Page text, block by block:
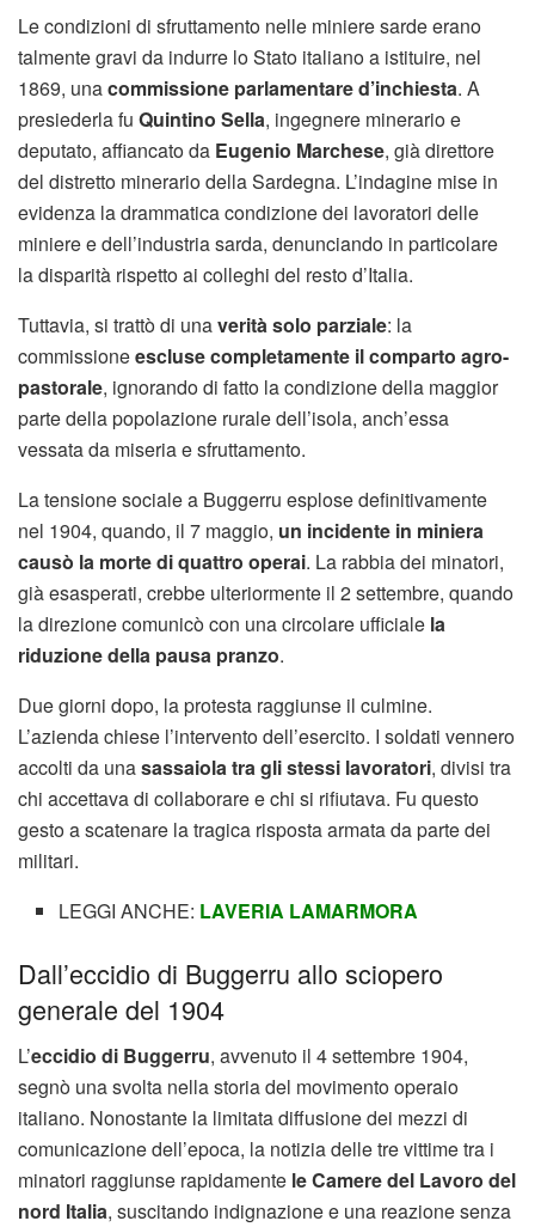
Le condizioni di sfruttamento nelle miniere sarde erano
talmente gravi da indurre lo Stato italiano a istituire, nel
1869, unacommissione parlamentare d’inchiesta. A
presiederla fu Quintino Sella, ingegnere minerario e
deputato, affiancato da Eugenio Marchese, già direttore
del distretto minerario della Sardegna. L’indagine mise in
evidenza la drammatica condizione dei lavoratori delle
miniere e dell’industria sarda, denunciando in particolare
la disparità rispetto ai colleghi del resto d’Italia.
Tuttavia, si trattò di unaverità solo parziale: la
commissioneescluse completamente il comparto agro-
pastorale, ignorando di fatto la condizione della maggior
parte della popolazione rurale dell’isola, anch’essa
vessata da miseria e sfruttamento.
La tensione sociale a Buggerru esplose definitivamente
nel 1904, quando, il 7 maggio, un incidente in miniera
causò la morte di quattro operai. La rabbia dei minatori,
già esasperati, crebbe ulteriormente il 2 settembre, quando
la direzione comunicò con una circolare ufficiale la
riduzione della pausa pranzo.
Due giorni dopo, la protesta raggiunse il culmine.
L’azienda chiese l’intervento dell’esercito. I soldati vennero
accolti da unasassaiola tra gli stessi lavoratori, divisi tra
chi accettava di collaborare e chi si rifiutava. Fu questo
gesto a scatenare la tragica risposta armata da parte dei
militari.
LEGGI ANCHE: LAVERIA LAMARMORA
Dall’eccidio di Buggerru allo sciopero
generale del 1904
L’eccidio di Buggerru, avvenuto il 4 settembre 1904,
segnò una svolta nella storia del movimento operaio
italiano. Nonostante la limitata diffusione dei mezzi di
comunicazione dell’epoca, la notizia delle tre vittime tra i
minatori raggiunse rapidamente le Camere del Lavoro del
nord Italia, suscitando indignazione e una reazione senza